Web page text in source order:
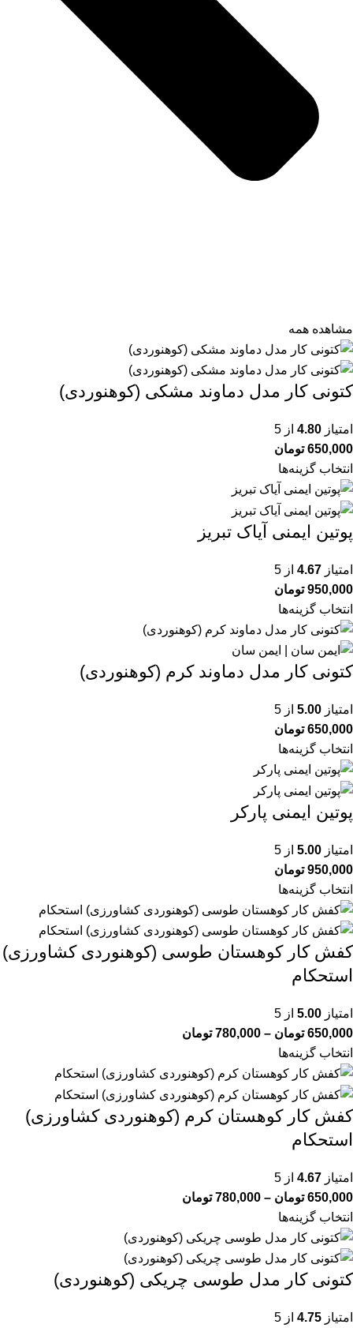
مشاهده همه
کتونی کار مدل دماوند مشکی (کوهنوردی)
امتیاز 4.80 از 5
650,000 تومان
انتخاب گزینه‌ها
پوتین ایمنی آیاک تبریز
امتیاز 4.67 از 5
950,000 تومان
انتخاب گزینه‌ها
کتونی کار مدل دماوند کرم (کوهنوردی)
امتیاز 5.00 از 5
650,000 تومان
انتخاب گزینه‌ها
پوتین ایمنی پارکر
امتیاز 5.00 از 5
950,000 تومان
انتخاب گزینه‌ها
کفش کار کوهستان طوسی (کوهنوردی کشاورزی)
استحکام
امتیاز 5.00 از 5
650,000 تومان –
780,000 تومان
انتخاب گزینه‌ها
کفش کار کوهستان کرم (کوهنوردی کشاورزی)
استحکام
امتیاز 4.67 از 5
650,000 تومان –
780,000 تومان
انتخاب گزینه‌ها
کتونی کار مدل طوسی چریکی (کوهنوردی)
امتیاز 4.75 از 5